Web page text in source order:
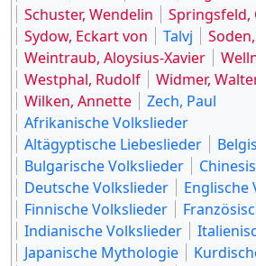
Schuster, Wendelin
Springsfeld,
Sydow, Eckart von
Talvj
Weintraub, Aloysius-Xavier
Westphal, Rudolf
Widmer,
Wilken, Annette
Zech, Paul
Afrikanische Volkslieder
Altägyptische Liebeslieder
Bulgarische Volkslieder
Deutsche Volkslieder
Englische
Finnische Volkslieder
Indianische Volkslieder
Japanische Mythologie